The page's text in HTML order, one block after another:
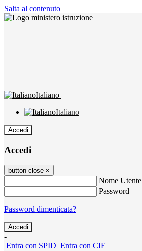
Salta al contenuto
Italiano
Italiano
Accedi
Accedi
button close ×
Nome Utente
Password
Password dimenticata?
-
Entra con SPID Entra con CIE